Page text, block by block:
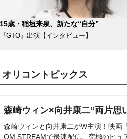
15歳・稲垣来泉、新たな“自分”
『GTO』出演【インタビュー】
オリコントピックス
森崎ウィン×向井康二“両片思
森崎ウィンと向井康二がW主演！映画
OM STREAMで最速配信。究極のピュ